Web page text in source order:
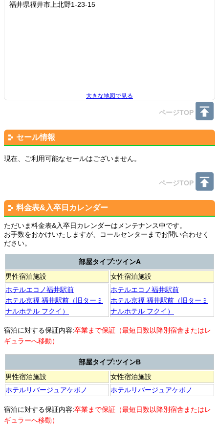
福井県福井市上北野1-23-15
大きな地図で見る
ページTOP
セール情報
現在、ご利用可能なセールはございません。
ページTOP
料金表&入卒日カレンダー
ただいま料金表&入卒日カレンダーはメンテナンス中です。
お手数をおかけいたしますが、コールセンターまでお問い合わせく
ださい。
部屋タイプ:ツインA
男性宿泊施設
女性宿泊施設
ホテルエコノ福井駅前
ホテル京福 福井駅前（旧ターミ
ナルホテル フクイ）
ホテルエコノ福井駅前
ホテル京福 福井駅前（旧ターミ
ナルホテル フクイ）
宿泊に対する保証内容:卒業まで保証（最短日数以降別宿舎またはレ
ギュラーへ移動）
部屋タイプ:ツインB
男性宿泊施設
女性宿泊施設
ホテルリバージュアケボノ
ホテルリバージュアケボノ
宿泊に対する保証内容:卒業まで保証（最短日数以降別宿舎またはレ
ギュラーへ移動）